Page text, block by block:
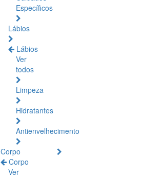
Específicos
Lábios
Lábios
Ver
todos
Limpeza
Hidratantes
Antienvelhecimento
Corpo
Corpo
Ver